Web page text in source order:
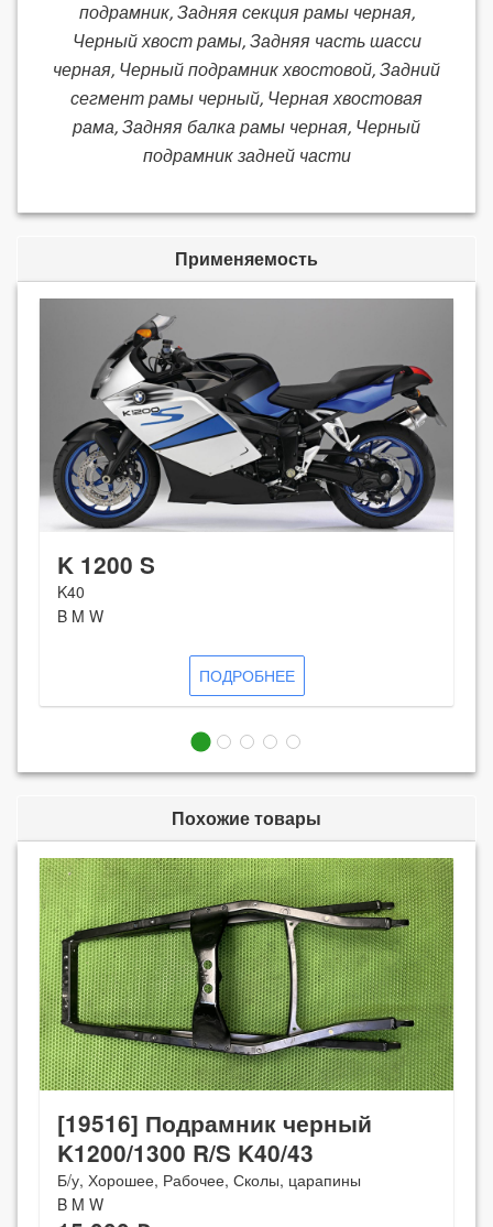
подрамник, Задняя секция рамы черная,
Черный хвост рамы, Задняя часть шасси
черная, Черный подрамник хвостовой, Задний
сегмент рамы черный, Черная хвостовая
рама, Задняя балка рамы черная, Черный
подрамник задней части
Применяемость
K 1200 S
K40
B M W
ПОДРОБНЕЕ
Похожие товары
[19516] Подрамник черный
K1200/1300 R/S K40/43
Б/у, Хорошее, Рабочее, Сколы, царапины
B M W